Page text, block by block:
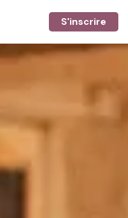
S'inscrire